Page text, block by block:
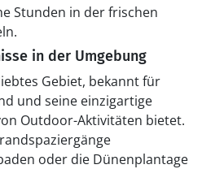
Stunden in der frischen
in der Umgebung
Gebiet, bekannt für
und seine einzigartige
Outdoor-Aktivitäten bietet.
oder die Dünenplantage